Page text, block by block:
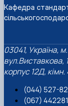
Кафедра
03041, Україна,
вул.Виставкова,
корпус 12Д,
(044) 527-
(067)